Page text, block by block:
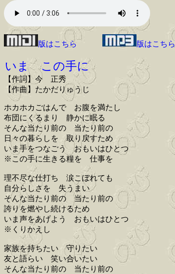
版はこちら 版はこちら
いま この手に
【作詞】今 正秀
【作曲】たかだりゅうじ
ホカホカごはんで お腹を満たし
布団にくるまり 静かに眠る
そんな当たり前の 当たり前の
日々の暮らしを 取り戻すため
いま手をつなごう おもいはひとつ
※この手に生きる糧を 仕事を
理不尽な仕打ち 涙こぼれても
自分らしさを 失うまい
そんな当たり前の 当たり前の
誇りを燃やし続けるため
いま声をあげよう おもいはひとつ
※くりかえし
家族を持ちたい 守りたい
友と語らい 笑い合いたい
そんな当たり前の 当たり前の